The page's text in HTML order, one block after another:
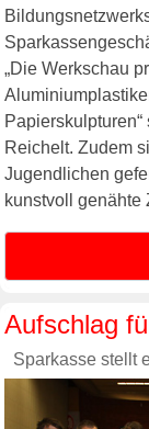
„Die Werkschau
Reichelt. Zudem
Jugendlichen
kunstvoll genähte
Aufschlag
Sparkasse stellt